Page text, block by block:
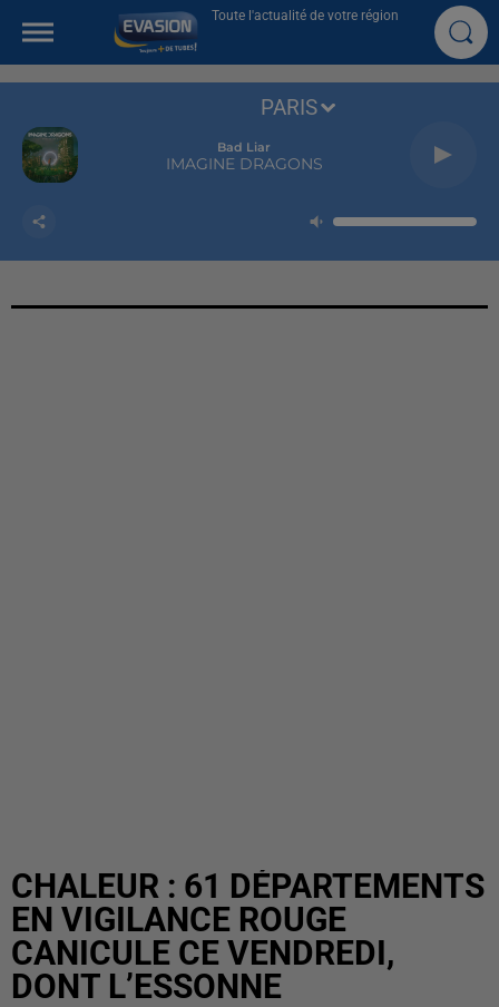
Toute l'actualité de votre région
Bad Liar
IMAGINE DRAGONS
PARIS
CHALEUR : 61 DÉPARTEMENTS
EN VIGILANCE ROUGE
CANICULE CE VENDREDI,
DONT L’ESSONNE